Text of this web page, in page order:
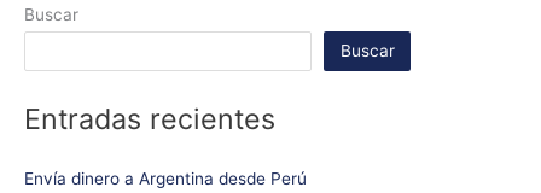
Buscar
Buscar
Entradas recientes
Envía dinero a Argentina desde Perú